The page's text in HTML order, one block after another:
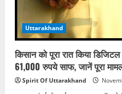
बाथरूम
में
डालकर
हुआ
फरार
Uttarakhand
किसान को पूरा रात किया
61,000 रुपये साफ, जानें पूरा
Spirit Of Uttarakhand